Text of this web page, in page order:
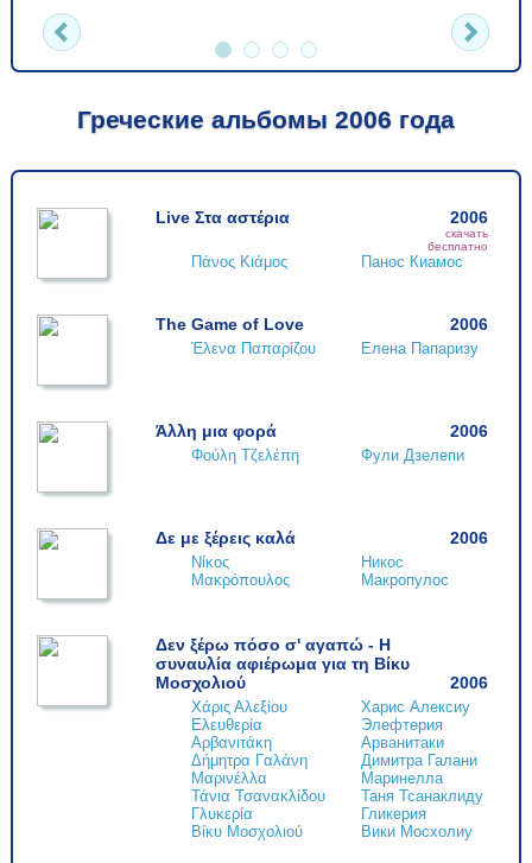
Греческие альбомы 2006 года
Live Στα αστέρια 2006
скачать
бесплатно
Πάνος Κιάμος Панос Киамос
The Game of Love 2006
Έλενα Παπαρίζου Елена Папаризу
Άλλη μια φορά 2006
Φούλη Τζελέπη Фули Дзелепи
Δε με ξέρεις καλά 2006
Νίκος
Μακρόπουλος
Никос
Макропулос
Δεν ξέρω πόσο σ' αγαπώ - Η
συναυλία αφιέρωμα για τη Βίκυ
Μοσχολιού
2006
Χάρις Αλεξίου
Харис Алексиу
Ελευθερία
Αρβανιτάκη
Элефтерия
Арванитаки
Δήμητρα Γαλάνη
Димитра Галани
Μαρινέλλα
Маринелла
Τάνια Τσανακλίδου
Таня Тсанаклиду
Γλυκερία
Гликерия
Βίκυ Μοσχολιού
Вики Мосхолиу